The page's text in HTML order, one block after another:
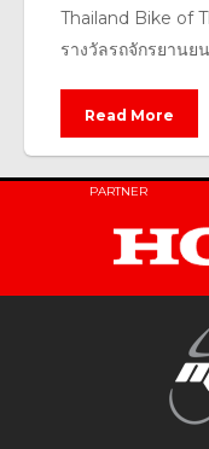
Thailand Bike of
รางวัลรถจักรยานย
Read More
PARTNER